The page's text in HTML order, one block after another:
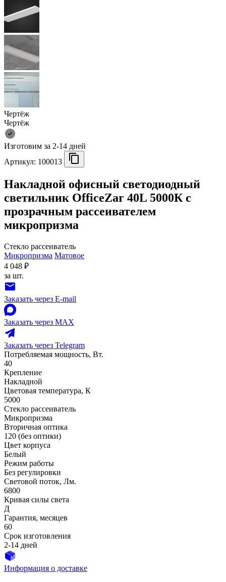
Чертёж
Чертёж
Изготовим за 2-14 дней
Артикул: 100013
Накладной офисный светодиодный
светильник OfficeZar 40L 5000К с
прозрачным рассеивателем
микропризма
Стекло рассеиватель
Микропризма Матовое
4 048 ₽
за шт.
Заказать через E-mail
Заказать через MAX
Заказать через Telegram
Потребляемая мощность, Вт.
40
Крепление
Накладной
Цветовая температура, К
5000
Стекло рассеиватель
Микропризма
Вторичная оптика
120 (без оптики)
Цвет корпуса
Белый
Режим работы
Без регулировки
Световой поток, Лм.
6800
Кривая силы света
Д
Гарантия, месяцев
60
Срок изготовления
2-14 дней
Информация о доставке